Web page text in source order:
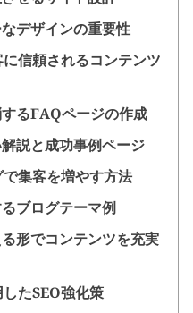
デザインの重要性
信頼されるコンテンツ
るFAQページの作成
説と成功事例ページ
集客を増やす方法
ブログテーマ例
形でコンテンツを充実
たSEO強化策